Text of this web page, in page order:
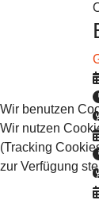
Wir benutzen
Wir nutzen
(Tracking
zur Verfügung